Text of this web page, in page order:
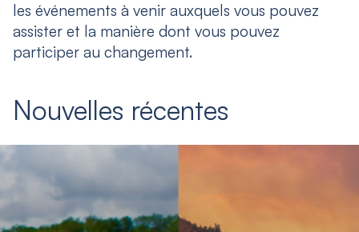
les événements à venir auxquels vous pouvez
assister et la manière dont vous pouvez
participer au changement.
Nouvelles récentes